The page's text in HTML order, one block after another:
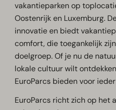
vakantieparken op
Oostenrijk en Luxemburg.
innovatie en biedt
comfort, die toegankelijk
doelgroep. Of je nu de
lokale cultuur wilt
EuroParcs bieden voor
EuroParcs richt zich op het